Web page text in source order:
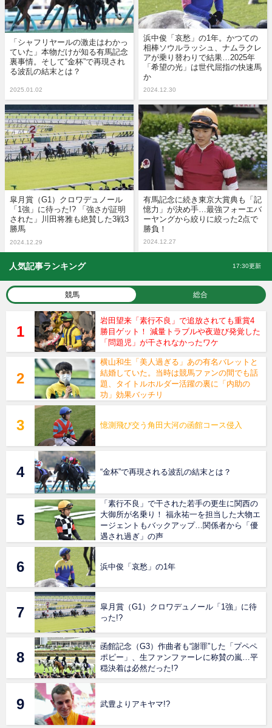
「シャフリヤールの激走はわかっ
ていた」本物だけが知る有馬記念
裏事情。そして“金杯”で再現され
る波乱の結末とは？
2025.01.02
浜中俊「哀愁」の1年。かつての
相棒ソウルラッシュ、ナムラクレ
アが乗り替わりで結果…2025年
「希望の光」は世代屈指の快速馬
か
2024.12.30
皐月賞（G1）クロワデュノール
「1強」に待った!? 「強さが証明
された」川田将雅も絶賛した3戦3
勝馬
2024.12.29
有馬記念に続き東京大賞典も「記
憶力」が決め手…最強フォーエバ
ーヤングから絞りに絞った2点で
勝負！
2024.12.27
人気記事ランキング 17:30更新
競馬 総合
岩田望来「素行不良」で追放されても重賞4
勝目ゲット！ 減量トラブルや夜遊び発覚した
「問題児」が干されなかったワケ
横山和生「美人過ぎる」あの有名バレットと
結婚していた。当時は競馬ファンの間でも話
題、タイトルホルダー活躍の裏に「内助の
功」効果バッチリ
憶測飛び交う角田大河の函館コース侵入
“金杯”で再現される波乱の結末とは？
「素行不良」で干された若手の更生に関西の
大御所が名乗り！ 福永祐一を担当した大物エ
ージェントもバックアップ…関係者から「優
遇され過ぎ」の声
浜中俊「哀愁」の1年
皐月賞（G1）クロワデュノール「1強」に待
った!?
函館記念（G3）作曲者も“謝罪”した「プペペ
ポピー」、生ファンファーレに称賛の嵐…平
穏決着は必然だった!?
武豊よりアキヤマ!?